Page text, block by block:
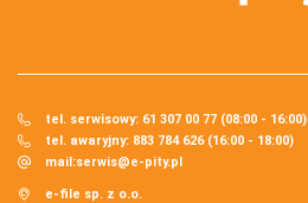
tel. serwisowy: 61 307 00 77 (08:00 - 16:00)
tel. awaryjny: 883 784 626 (16:00 - 18:00)
mail:serwis@e-pity.pl
e-file sp. z o.o.